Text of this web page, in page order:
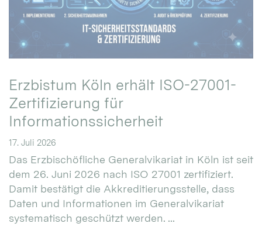
Erzbistum Köln erhält ISO-27001-
Zertifizierung für
Informationssicherheit
17. Juli 2026
Das Erzbischöfliche Generalvikariat in Köln ist seit
dem 26. Juni 2026 nach ISO 27001 zertifiziert.
Damit bestätigt die Akkreditierungsstelle, dass
Daten und Informationen im Generalvikariat
systematisch geschützt werden. ...